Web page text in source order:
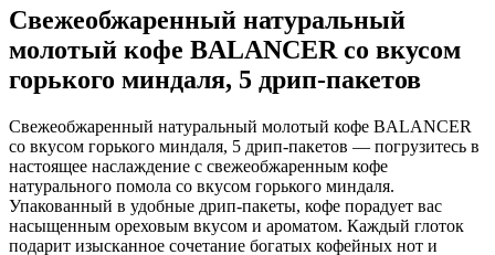
Свежеобжаренный натуральный
молотый кофе BALANCER со вкусом
горького миндаля, 5 дрип-пакетов
Свежеобжаренный натуральный молотый кофе BALANCER
со вкусом горького миндаля, 5 дрип-пакетов — погрузитесь в
настоящее наслаждение с свежеобжаренным кофе
натурального помола со вкусом горького миндаля.
Упакованный в удобные дрип-пакеты, кофе порадует вас
насыщенным ореховым вкусом и ароматом. Каждый глоток
подарит изысканное сочетание богатых кофейных нот и